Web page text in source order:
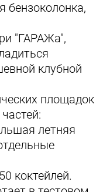
бензоколонка,
"ГАРАЖа",
клубной
площадок
летняя
коктейлей.